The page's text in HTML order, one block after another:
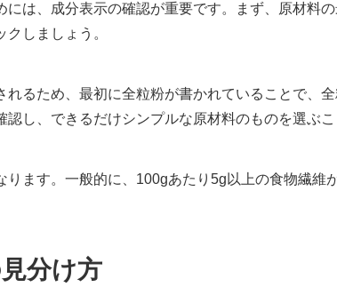
は、成分表示の確認が重要です。まず、原材料
しましょう。
るため、最初に全粒粉が書かれていることで、
し、できるだけシンプルな原材料のものを選ぶこ
ます。一般的に、100gあたり5g以上の食物繊維
分け方